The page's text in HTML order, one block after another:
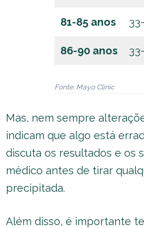
81-85 anos
86-90 anos
Fonte: Mayo Clinic
Mas, nem sempre
indicam que algo está
discuta os resultados e os
médico antes de tirar
precipitada.
Além disso, é importante